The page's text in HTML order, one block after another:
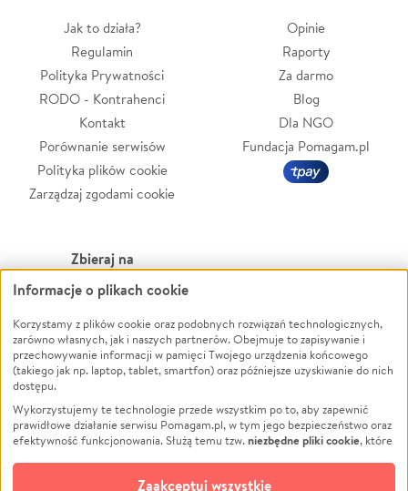
Jak to działa?
Regulamin
Polityka Prywatności
RODO - Kontrahenci
Kontakt
Porównanie serwisów
Polityka plików cookie
Zarządzaj zgodami cookie
Opinie
Raporty
Za darmo
Blog
Dla NGO
Fundacja Pomagam.pl
Zbieraj na
Leczenie
Zwierzęta
Pożar
Ukraina
Pomoc Finansowa
Projekty
Pogrzeb
Powódź
Wichura
NGO
Edukacja
Podróż
Impreza
Informacje o plikach cookie
Korzystamy z plików cookie oraz podobnych rozwiązań technologicznych,
zarówno własnych, jak i naszych partnerów. Obejmuje to zapisywanie i
przechowywanie informacji w pamięci Twojego urządzenia końcowego
(takiego jak np. laptop, tablet, smartfon) oraz późniejsze uzyskiwanie do nich
dostępu.
Wykorzystujemy te technologie przede wszystkim po to, aby zapewnić
prawidłowe działanie serwisu Pomagam.pl, w tym jego bezpieczeństwo oraz
efektywność funkcjonowania. Służą temu tzw.niezbędne pliki cookie, które
opcjonalnych plików cookie
Zaakceptuj wszystkie